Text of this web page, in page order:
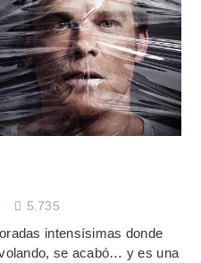
5.735
intensísimas donde
se acabó… y es una